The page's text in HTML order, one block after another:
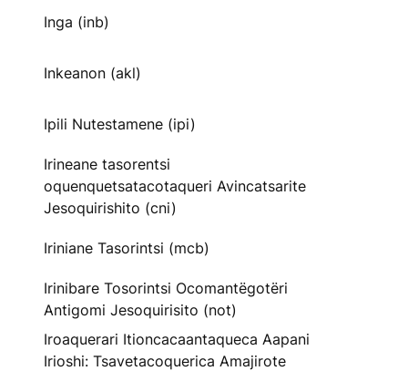
Inga (inb)
Inkeanon (akl)
Ipili Nutestamene (ipi)
Irineane tasorentsi
oquenquetsatacotaqueri Avincatsarite
Jesoquirishito (cni)
Iriniane Tasorintsi (mcb)
Irinibare Tosorintsi Ocomantëgotëri
Antigomi Jesoquirisito (not)
Iroaquerari Itioncacaantaqueca Aapani
Irioshi: Tsavetacoquerica Amajirote